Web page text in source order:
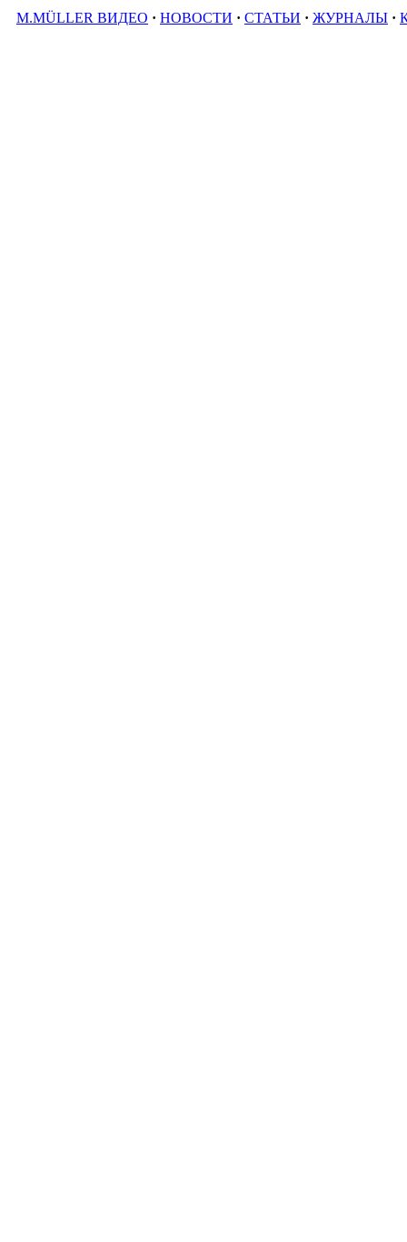
M.MÜLLER ВИДЕО · НОВОСТИ · СТАТЬИ · ЖУРНАЛЫ ·